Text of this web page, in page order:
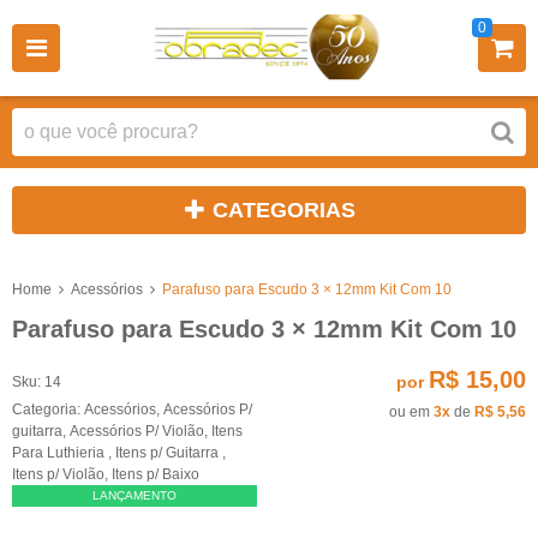
0
CATEGORIAS
Home Acessórios Parafuso para Escudo 3 × 12mm Kit Com 10
Parafuso para Escudo 3 × 12mm Kit Com 10
Sku: 14
Categoria: Acessórios Acessórios P/
guitarra Acessórios P/ Violão Itens
Para Luthieria
Itens p/ Guitarra
Itens p/ Violão Itens p/ Baixo
LANÇAMENTO
por R$ 15,00
ou em 3x de R$ 5,56